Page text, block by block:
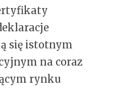
się istotnym
na coraz
rynku